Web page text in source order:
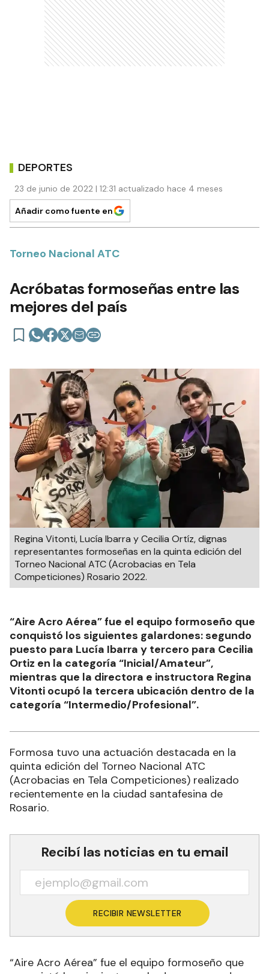
DEPORTES
23 de junio de 2022 | 12:31 actualizado hace 4 meses
Añadir como fuente en
Torneo Nacional ATC
Acróbatas formoseñas entre las
mejores del país
Regina Vitonti, Lucía Ibarra y Cecilia Ortíz, dignas
representantes formoseñas en la quinta edición del
Torneo Nacional ATC (Acrobacias en Tela
Competiciones) Rosario 2022.
“Aire Acro Aérea” fue el equipo formoseño que
conquistó los siguientes galardones: segundo
puesto para Lucía Ibarra y tercero para Cecilia
Ortiz en la categoría “Inicial/Amateur”,
mientras que la directora e instructora Regina
Vitonti ocupó la tercera ubicación dentro de la
categoría “Intermedio/Profesional”.
Formosa tuvo una actuación destacada en la
quinta edición del Torneo Nacional ATC
(Acrobacias en Tela Competiciones) realizado
recientemente en la ciudad santafesina de
Rosario.
Recibí las noticias en tu email
RECIBIR NEWSLETTER
“Aire Acro Aérea” fue el equipo formoseño que